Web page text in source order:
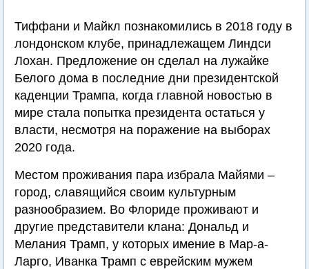
Тиффани и Майкл познакомились в 2018 году в
лондонском клубе, принадлежащем Линдси
Лохан. Предложение он сделал на лужайке
Белого дома в последние дни президентской
каденции Трампа, когда главной новостью в
мире стала попытка президента остаться у
власти, несмотря на поражение на выборах
2020 года.
Местом проживания пара избрала Майями –
город, славящийся своим культурным
разнообразием. Во Флориде проживают и
другие представители клана: Дональд и
Мелания Трамп, у которых имение в Мар-а-
Ларго, Иванка Трамп с еврейским мужем